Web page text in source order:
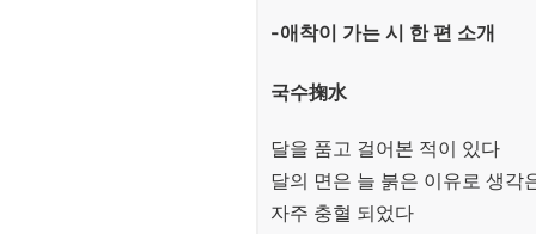
-애착이 가는 시 한 편 소개
국수掬水
달을 품고 걸어본 적이 있다
달의 면은 늘 붉은 이유로 생각
자주 충혈 되었다